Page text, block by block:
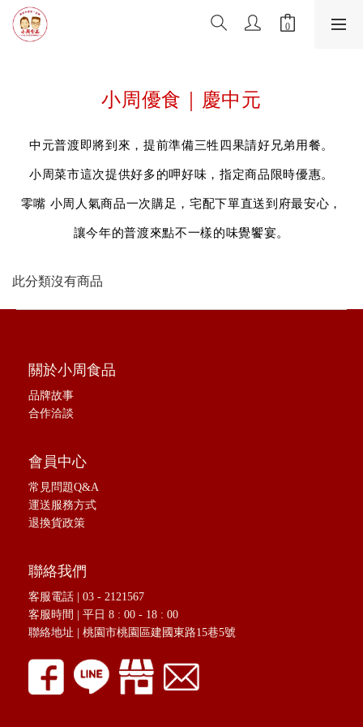
小周優食｜慶中元
中元普渡即將到來，提前準備三牲四果請好兄弟用餐。
小周菜市這次提供好多的呷好味， 指定商品限時優惠。
零嘴 小周人氣商品一次購足，宅配下單直送到府最安心，
讓今年的普渡來點不一樣的味覺饗宴。
此分類沒有商品
關於小周食品
品牌故事
合作洽談
會員中心
常見問題Q&A
運送服務方式
退換貨政策
聯絡我們
客服電話 | 03 - 2121567
客服時間 | 平日 8 : 00 - 18 : 00
聯絡地址 | 桃園市桃園區建國東路15巷5號